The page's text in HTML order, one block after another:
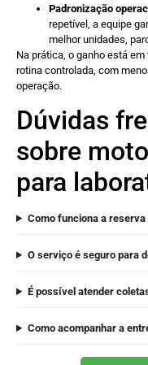
Padronização
repetível, a equipe
melhor unidades,
Na prática, o ganho está
rotina controlada, com
operação.
Dúvidas
sobre
para
Como funciona a
O serviço é seguro para
É possível atender
Como acompanhar a